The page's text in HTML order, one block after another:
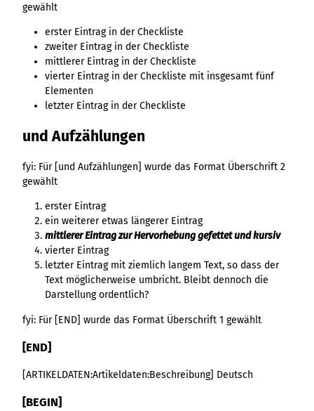
gewählt
erster Eintrag in der Checkliste
zweiter Eintrag in der Checkliste
mittlerer Eintrag in der Checkliste
vierter Eintrag in der Checkliste mit insgesamt fünf
Elementen
letzter Eintrag in der Checkliste
und Aufzählungen
fyi: Für [und Aufzählungen] wurde das Format Überschrift 2
gewählt
erster Eintrag
ein weiterer etwas längerer Eintrag
mittlerer Eintrag zur Hervorhebung gefettet und kursiv
vierter Eintrag
letzter Eintrag mit ziemlich langem Text, so dass der
Text möglicherweise umbricht. Bleibt dennoch die
Darstellung ordentlich?
fyi: Für [END] wurde das Format Überschrift 1 gewählt
[END]
[ARTIKELDATEN:Artikeldaten:Beschreibung] Deutsch
[BEGIN]